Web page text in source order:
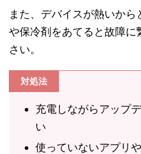
また、デバイスが熱いか
や保冷剤をあてると故障
さい。
対処法
充電しながらアップ
い
使っていないアプリ